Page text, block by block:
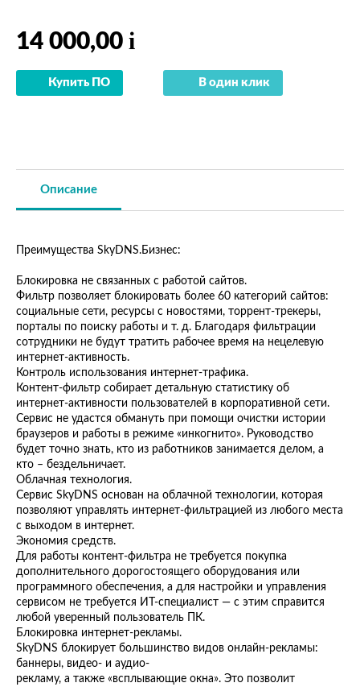
14 000,00 i
Купить ПО В один клик
Описание
Преимущества SkyDNS.Бизнес:
Блокировка не связанных с работой сайтов.
Фильтр позволяет блокировать более 60 категорий сайтов:
социальные сети, ресурсы с новостями, торрент-трекеры,
порталы по поиску работы и т. д. Благодаря фильтрации
сотрудники не будут тратить рабочее время на нецелевую
интернет-активность.
Контроль использования интернет-трафика.
Контент-фильтр собирает детальную статистику об
интернет-активности пользователей в корпоративной сети.
Сервис не удастся обмануть при помощи очистки истории
браузеров и работы в режиме «инкогнито». Руководство
будет точно знать, кто из работников занимается делом, а
кто – бездельничает.
Облачная технология.
Сервис SkyDNS основан на облачной технологии, которая
позволяют управлять интернет-фильтрацией из любого места
с выходом в интернет.
Экономия средств.
Для работы контент-фильтра не требуется покупка
дополнительного дорогостоящего оборудования или
программного обеспечения, а для настройки и управления
сервисом не требуется ИТ-специалист — с этим справится
любой уверенный пользователь ПК.
Блокировка интернет-рекламы.
SkyDNS блокирует большинство видов онлайн-рекламы:
баннеры, видео- и аудио-
рекламу, а также «всплывающие окна». Это позволит